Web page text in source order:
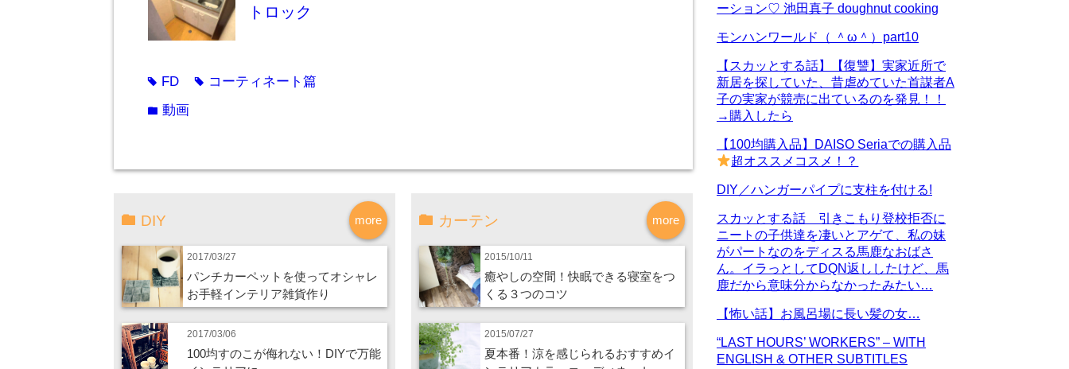
トロック
tag FD tag コーティネート篇
folder 動画
more
DIY
2017/03/27
パンチカーペットを使ってオシャレ
お手軽インテリア雑貨作り
2017/03/06
100均すのこが侮れない！DIYで万能
more
カーテン
2015/10/11
癒やしの空間！快眠できる寝室をつ
くる３つのコツ
2015/07/27
夏本番！涼を感じられるおすすめイ
ーション♡ 池田真子 doughnut cooking
モンハンワールド（ ＾ω＾）part10
【スカッとする話】【復讐】実家近所で
新居を探していた、昔虐めていた首謀者A
子の実家が競売に出ているのを発見！！
→購入したら
【100均購入品】DAISO Seriaでの購入品
超オススメコスメ！？
DIY／ハンガーパイプに支柱を付ける!
スカッとする話 引きこもり登校拒否に
ニートの子供達を凄いとアゲて、私の妹
がパートなのをディスる馬鹿なおばさ
ん。イラっとしてDQN返ししたけど、馬
鹿だから意味分からなかったみたい…
【怖い話】お風呂場に長い髪の女…
“LAST HOURS’ WORKERS” – WITH
ENGLISH & OTHER SUBTITLES